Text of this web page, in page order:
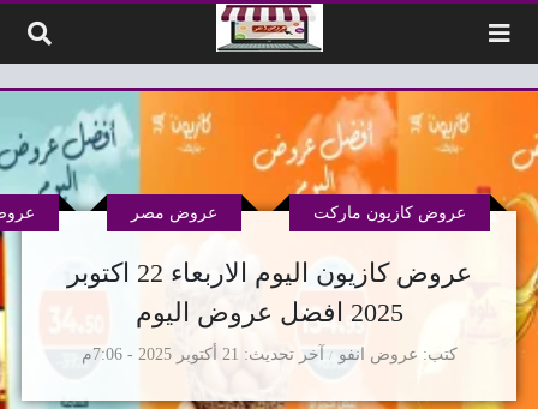
عروض كازيون اليوم الاربعاء 22 اكتوبر
2025 افضل عروض اليوم
كتب عروض انفو
عروض كازيون ماركت عروض مصر
آخر تحديث 21 أكتوبر 2025 - 7:06م